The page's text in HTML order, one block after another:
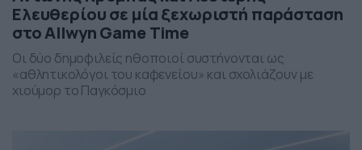
Ελευθερίου σε μία ξεχωριστή παράσταση
στο Allwyn Game Time
Οι δύο δημοφιλείς ηθοποιοί συστήνονται ως
«αθλητικολόγοι του καφενείου» και σχολιάζουν με
χιούμορ το Παγκόσμιο